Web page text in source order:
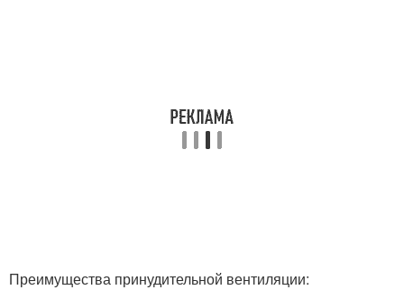
Преимущества принудительной вентиляции: